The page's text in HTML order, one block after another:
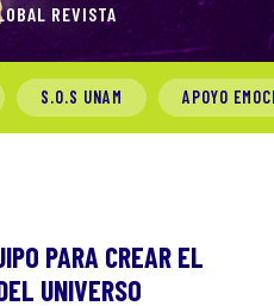
REVISTA
S.O.S UNAM APOYO
PARA CREAR EL
UNIVERSO